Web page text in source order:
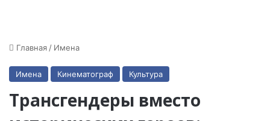
Главная / Имена
Имена Кинематограф Культура
Трансгендеры вместо